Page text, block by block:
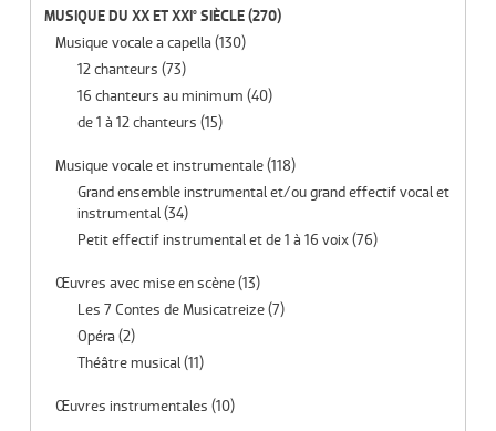
MUSIQUE DU XX ET XXI° SIÈCLE(270)
Musique vocale a capella (130)
12 chanteurs (73)
16 chanteurs au minimum (40)
de 1 à 12 chanteurs (15)
Musique vocale et instrumentale(118)
Grand ensemble instrumental et/ou grand effectif vocal et
instrumental(34)
Petit effectif instrumental et de 1 à 16 voix(76)
Œuvres avec mise en scène(13)
Les 7 Contes de Musicatreize(7)
Opéra (2)
Théâtre musical(11)
Œuvres instrumentales (10)